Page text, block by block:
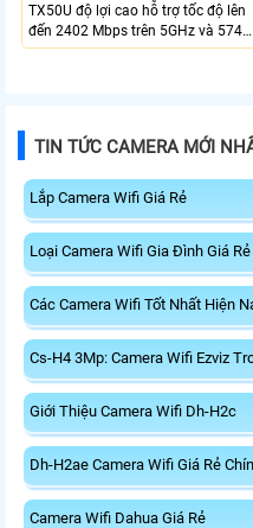
TX50U độ lợi cao hỗ trợ tốc độ lên
đến 2402 Mbps trên 5GHz và 574
Mbps trên 2.4GHz mang đến kết
liệu nhanh, kết hợp WPA3 tăng
TIN TỨC CAMERA MỚI
Lắp Camera Wifi Giá Rẻ
Loại Camera Wifi Gia Đình Giá
Các Camera Wifi Tốt Nhất Hiện
Cs-H4 3Mp: Camera Wifi Ezviz
Giới Thiệu Camera Wifi Dh-H2c
Dh-H2ae Camera Wifi Giá Rẻ
Camera Wifi Dahua Giá Rẻ